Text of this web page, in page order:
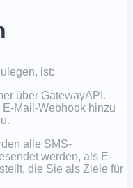
ist:
über GatewayAPI.
Mail-Webhook hinzu
alle SMS-
werden, als E-
die Sie als Ziele für